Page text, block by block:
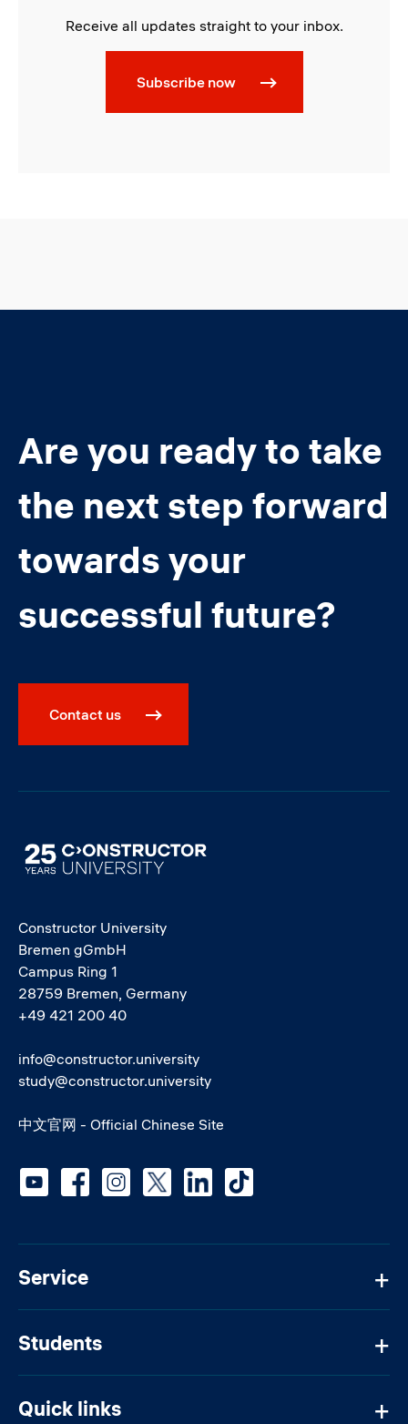
Receive all updates straight to your inbox.
Subscribe now
Are you ready to take
the next step forward
towards your
successful future?
Contact us
Image
Constructor University
Bremen gGmbH
Campus Ring 1
28759 Bremen, Germany
+49 421 200 40
info@constructor.university
study@constructor.university
中文官网 - Official Chinese Site
Service
Students
Quick links
Social media